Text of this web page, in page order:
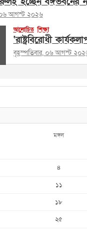
০৬ আগস্ট ২০২৬
আলোচিত শিক্ষা
‘রাষ্ট্রবিরোধী
বৃহস্পতিবার, ০৬ আগস্ট
মঙ্গল
৪
১১
১৮
২৫